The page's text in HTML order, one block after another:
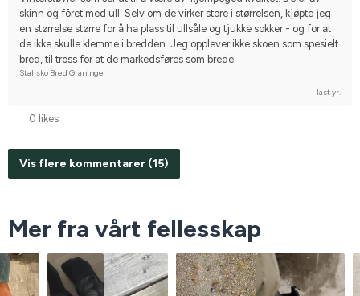
skinn og fôret med ull. Selv om de virker store i størrelsen, kjøpte jeg
en størrelse større for å ha plass til ullsåle og tjukke sokker - og for at
de ikke skulle klemme i bredden. Jeg opplever ikke skoen som spesielt
bred, til tross for at de markedsføres som brede.
Stallsko Bred Graninge
last yr.
0 likes
Vis flere kommentarer (15)
Mer fra vårt fellesskap